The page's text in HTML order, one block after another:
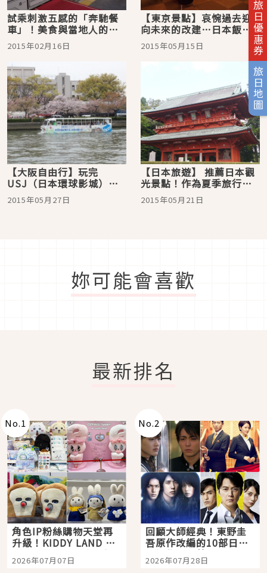
旅日優惠券
旅日地圖
試乘刺激五感的「奔馳餐
車」！美食與當地人的熱
情歡迎令人感動
2015年02月16日
【東京景點】哀惋過去迎
向未來的改建…日本飯店
老字號代表「東京大倉飯
店」
2015年05月15日
【大阪自由行】玩完
USJ（日本環球影城）之
後想順便去看看的大阪好
玩景點10選
2015年05月27日
【日本旅遊】 推薦日本觀
光景點！作為夏季旅行的
參考、今年日本人想去的
日本人氣觀光景點！
2015年05月21日
妳可能會喜歡
最新排名
No.1
角色IP粉絲購物天堂再
升級！KIDDY LAND 原
宿店吉伊卡哇迎客，新
開幕 OMOKADO 店3分
2026年07月07日
No.2
回顧大師經典！東野圭
吾原作改編的10部日本
影視作品推薦
2026年07月28日